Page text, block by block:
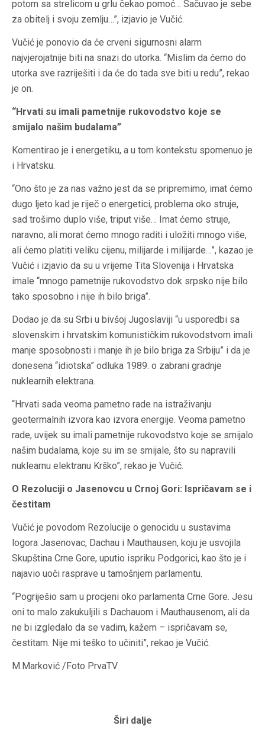
potom sa strelicom u grlu čekao pomoć… Sačuvao je sebe
za obitelj i svoju zemlju…”, izjavio je Vučić.
Vučić je ponovio da će crveni sigurnosni alarm
najvjerojatnije biti na snazi do utorka. “Mislim da ćemo do
utorka sve razriješiti i da će do tada sve biti u redu”, rekao
je on.
“Hrvati su imali pametnije rukovodstvo koje se
smijalo našim budalama”
Komentirao je i energetiku, a u tom kontekstu spomenuo je
i Hrvatsku.
“Ono što je za nas važno jest da se pripremimo, imat ćemo
dugo ljeto kad je riječ o energetici, problema oko struje,
sad trošimo duplo više, triput više… Imat ćemo struje,
naravno, ali morat ćemo mnogo raditi i uložiti mnogo više,
ali ćemo platiti veliku cijenu, milijarde i milijarde…”, kazao je
Vučić i izjavio da su u vrijeme Tita Slovenija i Hrvatska
imale “mnogo pametnije rukovodstvo dok srpsko nije bilo
tako sposobno i nije ih bilo briga”.
Dodao je da su Srbi u bivšoj Jugoslaviji “u usporedbi sa
slovenskim i hrvatskim komunističkim rukovodstvom imali
manje sposobnosti i manje ih je bilo briga za Srbiju” i da je
donesena “idiotska” odluka 1989. o zabrani gradnje
nuklearnih elektrana.
“Hrvati sada veoma pametno rade na istraživanju
geotermalnih izvora kao izvora energije. Veoma pametno
rade, uvijek su imali pametnije rukovodstvo koje se smijalo
našim budalama, koje su im se smijale, što su napravili
nuklearnu elektranu Krško”, rekao je Vučić.
O Rezoluciji o Jasenovcu u Crnoj Gori: Ispričavam se i
čestitam
Vučić je povodom Rezolucije o genocidu u sustavima
logora Jasenovac, Dachau i Mauthausen, koju je usvojila
Skupština Crne Gore, uputio ispriku Podgorici, kao što je i
najavio uoči rasprave u tamošnjem parlamentu.
“Pogriješio sam u procjeni oko parlamenta Crne Gore. Jesu
oni to malo zakukuljili s Dachauom i Mauthausenom, ali da
ne bi izgledalo da se vadim, kažem – ispričavam se,
čestitam. Nije mi teško to učiniti”, rekao je Vučić.
M.Marković /Foto PrvaTV
Širi dalje